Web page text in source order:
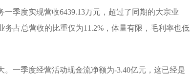
季度实现营收6439.13万元，超过了同期的大宗业
务占总营收的比重仅为11.2%，体量有限，毛利率也低
一季度经营活动现金流净额为-3.40亿元，这已经是